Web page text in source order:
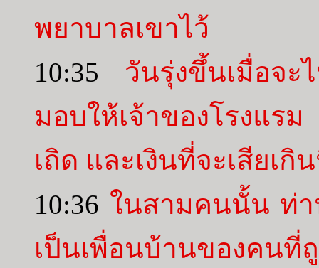
พยาบาลเขาไว้
10:35 วันรุ่งขึ้นเมื่อจะ
มอบให้เจ้าของโรงแร
เถิด และเงินที่จะเสียเ
10:36 ในสามคนนั้น ท่
เป็นเพื่อนบ้านของคนที่